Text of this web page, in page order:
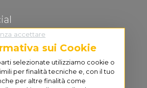
accettare
sui Cookie
selezionate utilizziamo cookie o
per finalità tecniche e, con il tuo
per altre finalità come